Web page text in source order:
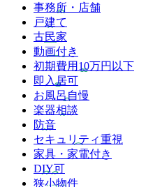
事務所・店舗
戸建て
古民家
動画付き
初期費用10万円以下
即入居可
お風呂自慢
楽器相談
防音
セキュリティ重視
家具・家電付き
DIY可
狭小物件